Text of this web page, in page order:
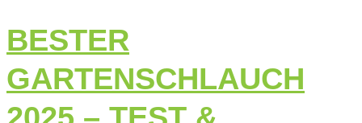
BESTER
GARTENSCHLAUCH